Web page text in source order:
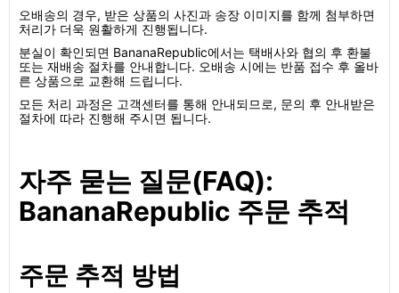
오배송의 경우, 받은 상품의 사진과 송장 이미지를 함께 첨부하면
처리가 더욱 원활하게 진행됩니다.
분실이 확인되면 BananaRepublic에서는 택배사와 협의 후 환불
또는 재배송 절차를 안내합니다. 오배송 시에는 반품 접수 후 올바
른 상품으로 교환해 드립니다.
모든 처리 과정은 고객센터를 통해 안내되므로, 문의 후 안내받은
절차에 따라 진행해 주시면 됩니다.
자주 묻는 질문(FAQ):
BananaRepublic 주문 추적
주문 추적 방법